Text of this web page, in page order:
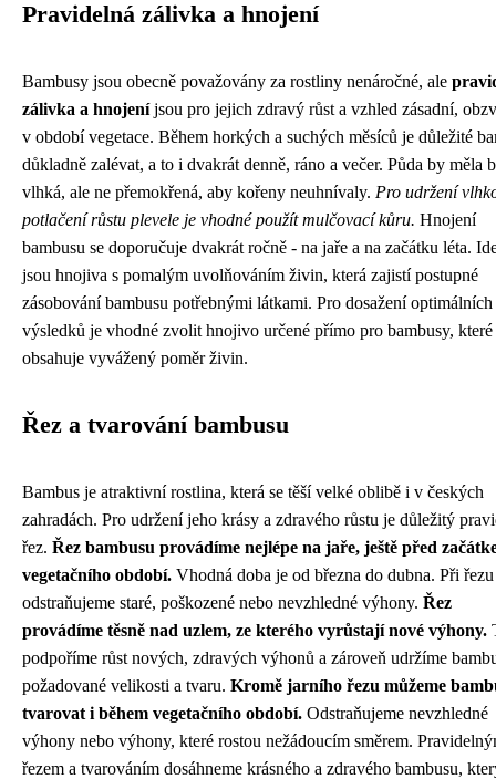
Pravidelná zálivka a hnojení
Bambusy jsou obecně považovány za rostliny nenáročné, ale
zálivka a hnojeníjsou pro jejich zdravý růst a vzhled zásadní,
v období vegetace. Během horkých a suchých měsíců je důležité
důkladně zalévat, a to i dvakrát denně, ráno a večer. Půda by měla
vlhká, ale ne přemokřená, aby kořeny neuhnívaly. Pro udržení
potlačení růstu plevele je vhodné použít mulčovací kůru. Hnojení
bambusu se doporučuje dvakrát ročně - na jaře a na začátku léta.
jsou hnojiva s pomalým uvolňováním živin, která zajistí postupné
zásobování bambusu potřebnými látkami. Pro dosažení optimálních
výsledků je vhodné zvolit hnojivo určené přímo pro bambusy, které
obsahuje vyvážený poměr živin.
Řez a tvarování bambusu
Bambus je atraktivní rostlina, která se těší velké oblibě i v českých
zahradách. Pro udržení jeho krásy a zdravého růstu je důležitý
řez. Řez bambusu provádíme nejlépe na jaře, ještě před
vegetačního období. Vhodná doba je od března do dubna. Při řezu
odstraňujeme staré, poškozené nebo nevzhledné výhony. Řez
provádíme těsně nad uzlem, ze kterého vyrůstají nové výhony.
podpoříme růst nových, zdravých výhonů a zároveň udržíme
požadované velikosti a tvaru. Kromě jarního řezu můžeme
tvarovat i během vegetačního období. Odstraňujeme nevzhledné
výhony nebo výhony, které rostou nežádoucím směrem.
řezem a tvarováním dosáhneme krásného a zdravého bambusu,